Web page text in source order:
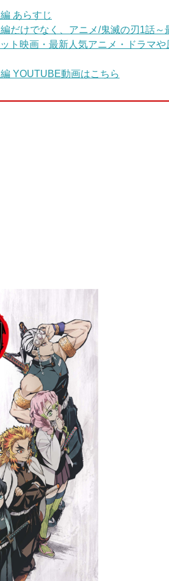
あらすじ
だけでなく、アニメ/鬼滅の刃1話～
ト映画・最新人気アニメ・ドラマや
YOUTUBE動画はこちら